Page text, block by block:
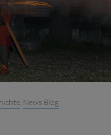
, News Blog